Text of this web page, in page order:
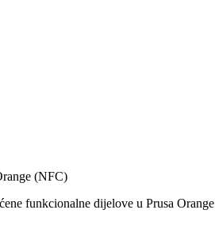
(NFC)
funkcionalne dijelove u Prusa Orange